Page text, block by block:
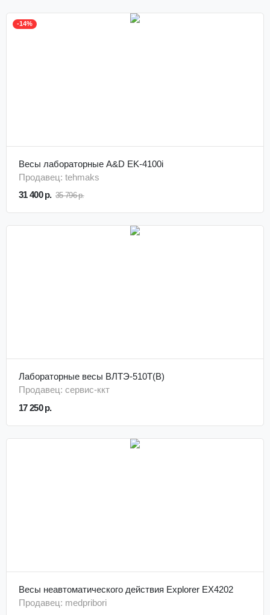
-14%
Весы лабораторные A&D EK-4100i
Продавец: tehmaks
31 400 р. 35 796 р.
Лабораторные весы ВЛТЭ-510Т(В)
Продавец: сервис-ккт
17 250 р.
Весы неавтоматического действия Explorer EX4202
Продавец: medpribori